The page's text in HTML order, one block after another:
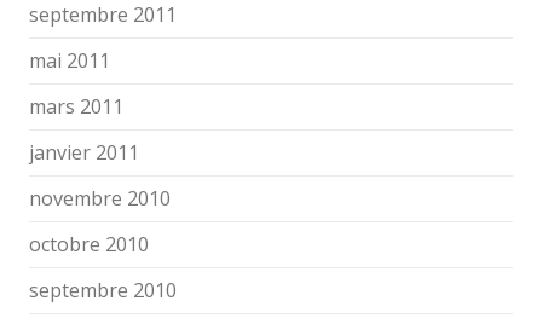
septembre 2011
mai 2011
mars 2011
janvier 2011
novembre 2010
octobre 2010
septembre 2010